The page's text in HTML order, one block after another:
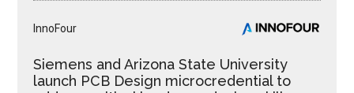
InnoFour
Siemens and Arizona State University
launch PCB Design microcredential to